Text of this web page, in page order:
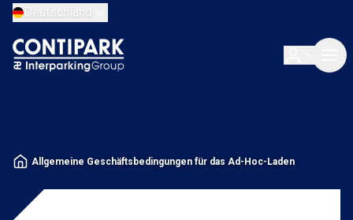
Deutschland
Allgemeine Geschäftsbedingungen für das Ad-Hoc-Laden